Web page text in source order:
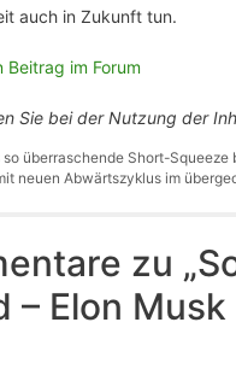
auch in Zukunft tun.
Beitrag im Forum
Sie bei der Nutzung der
überraschende Short-Squeeze
neuen Abwärtszyklus im
zu
– Elon